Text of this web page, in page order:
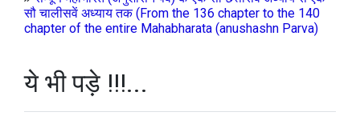
सौ चालीसवें अध्याय तक (From the 136 chapter to the 140
chapter of the entire Mahabharata (anushashn Parva)
ये भी पड़े !!!...